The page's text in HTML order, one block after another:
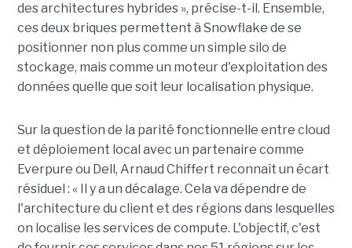
des architectures hybrides », précise-t-il. Ensemble,
ces deux briques permettent à Snowflake de se
positionner non plus comme un simple silo de
stockage, mais comme un moteur d'exploitation des
données quelle que soit leur localisation physique.
Sur la question de la parité fonctionnelle entre cloud
et déploiement local avec un partenaire comme
Everpure ou Dell, Arnaud Chiffert reconnaît un écart
résiduel : « Il y a un décalage. Cela va dépendre de
l'architecture du client et des régions dans lesquelles
on localise les services de compute. L'objectif, c'est